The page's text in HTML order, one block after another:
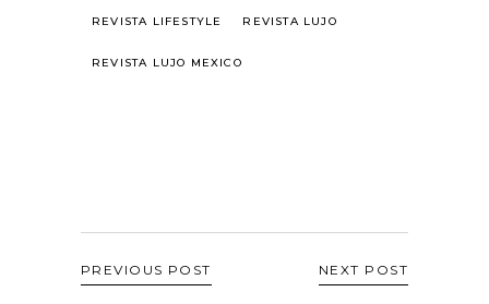
REVISTA LIFESTYLE REVISTA LUJO
REVISTA LUJO MEXICO
PREVIOUS POST NEXT POST